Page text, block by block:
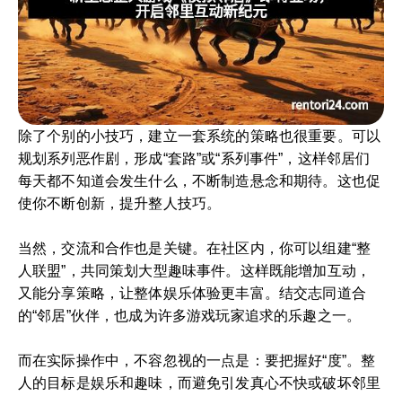
除了个别的小技巧，建立一套系统的策略也很重要。可以
规划系列恶作剧，形成“套路”或“系列事件”，这样邻居们
每天都不知道会发生什么，不断制造悬念和期待。这也促
使你不断创新，提升整人技巧。
当然，交流和合作也是关键。在社区内，你可以组建“整
人联盟”，共同策划大型趣味事件。这样既能增加互动，
又能分享策略，让整体娱乐体验更丰富。结交志同道合
的“邻居”伙伴，也成为许多游戏玩家追求的乐趣之一。
而在实际操作中，不容忽视的一点是：要把握好“度”。整
人的目标是娱乐和趣味，而避免引发真心不快或破坏邻里